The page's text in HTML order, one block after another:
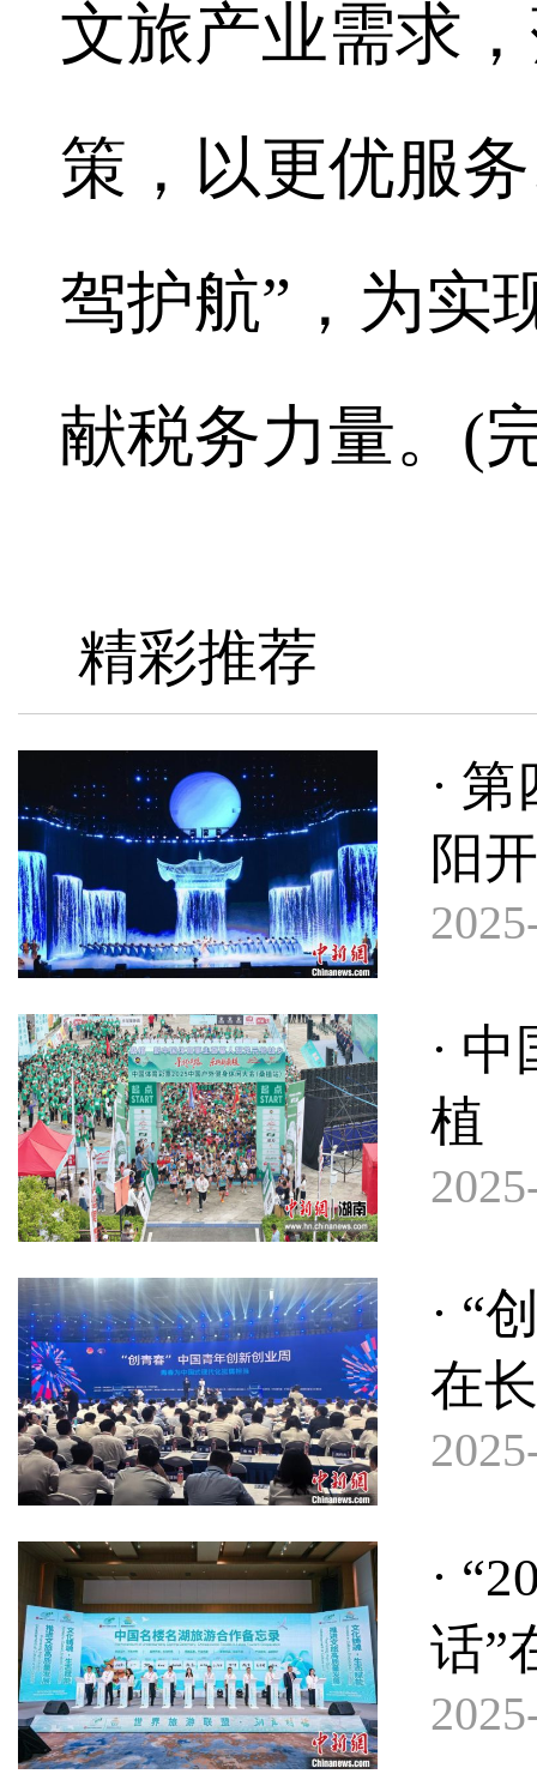
文旅产业需求
策，以更优服
驾护航”，为实
献税务力量。(
精彩推荐
·
阳
·
植
· “
在
·
话”